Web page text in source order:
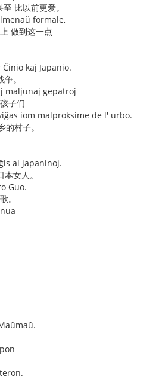
比以前更爱。
formale,
做到这一点
kaj Japanio.
。
maljunaj gepatroj
子们
iom malproksime de l' urbo.
村子。
al japaninoj.
女人。
Guo.
。